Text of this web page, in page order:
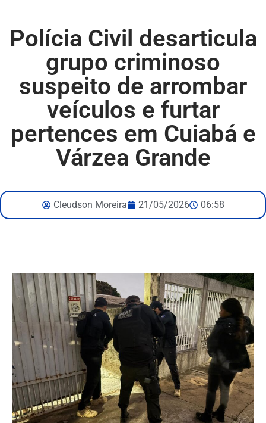
Polícia Civil desarticula
grupo criminoso
suspeito de arrombar
veículos e furtar
pertences em Cuiabá e
Várzea Grande
Cleudson Moreira 21/05/2026 06:58